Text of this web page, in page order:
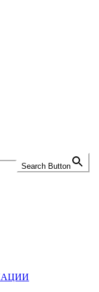
Search Button